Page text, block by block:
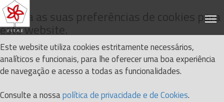
Defina as suas preferências de cookies para
este website.
Este website utiliza cookies estritamente necessários,
analíticos e funcionais, para lhe oferecer uma boa experiência
de navegação e acesso a todas as funcionalidades.
Consulte a nossapolítica de privacidade e de Cookies.